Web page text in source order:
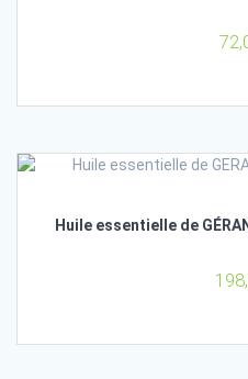
Huile essentielle de